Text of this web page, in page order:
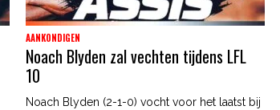
AANKONDIGEN
Noach Blyden zal vechten tijdens LFL
10
Noach Blyden (2-1-0) vocht voor het laatst bij